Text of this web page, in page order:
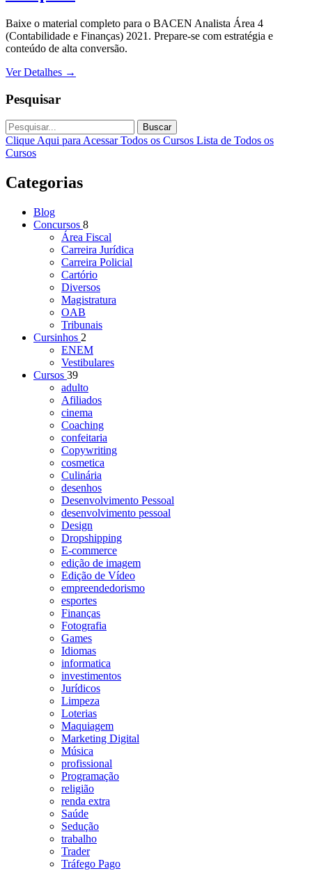
Baixe o material completo para o BACEN Analista Área 4
(Contabilidade e Finanças) 2021. Prepare-se com estratégia e
conteúdo de alta conversão.
Ver Detalhes →
Pesquisar
Buscar
Clique Aqui para Acessar Todos os Cursos Lista de Todos os
Cursos
Categorias
Blog
Concursos 8
Área Fiscal
Carreira Jurídica
Carreira Policial
Cartório
Diversos
Magistratura
OAB
Tribunais
Cursinhos 2
ENEM
Vestibulares
Cursos 39
adulto
Afiliados
cinema
Coaching
confeitaria
Copywriting
cosmetica
Culinária
desenhos
Desenvolvimento Pessoal
desenvolvimento pessoal
Design
Dropshipping
E-commerce
edição de imagem
Edição de Vídeo
empreendedorismo
esportes
Finanças
Fotografia
Games
Idiomas
informatica
investimentos
Jurídicos
Limpeza
Loterias
Maquiagem
Marketing Digital
Música
profissional
Programação
religião
renda extra
Saúde
Sedução
trabalho
Trader
Tráfego Pago